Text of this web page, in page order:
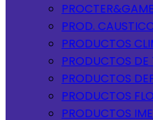
PROD.
PRODUCTOS
PRODUCTOS
PRODUCTOS
PRODUCTOS
PRODUCTOS